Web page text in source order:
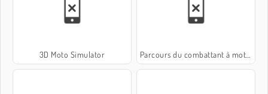
3D Moto Simulator Parcours du combattant à moto !